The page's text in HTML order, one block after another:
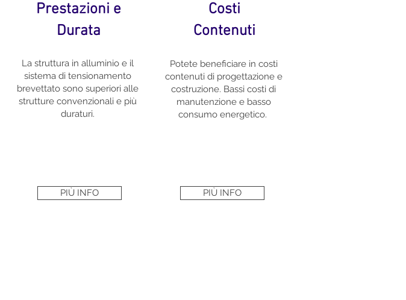
Prestazioni e
Durata
La struttura in alluminio e il
sistema di tensionamento
brevettato sono superiori alle
strutture convenzionali e più
duraturi.
PIÙ INFO
Costi
Contenuti
Potete beneficiare in costi
contenuti di progettazione e
costruzione. Bassi costi di
manutenzionee basso
consumo energetico.
PIÙ INFO